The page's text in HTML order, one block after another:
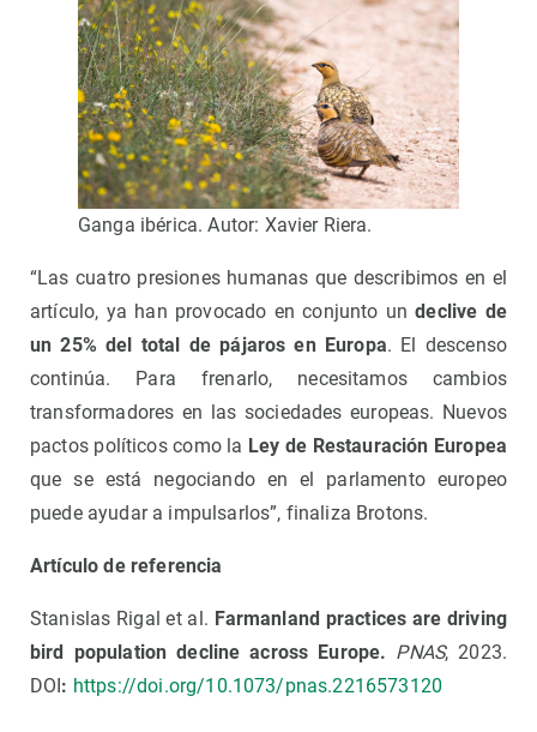
Ganga ibérica. Autor: Xavier Riera.
“Las cuatro presiones humanas que describimos en el
artículo, ya han provocado en conjunto undeclive de
un 25% del total de pájaros en Europa. El descenso
continúa. Para frenarlo, necesitamos cambios
transformadores en las sociedades europeas. Nuevos
pactos políticos como la Ley de Restauración Europea
que se está negociando en el parlamento europeo
puede ayudar a impulsarlos”, finaliza Brotons.
Artículo de referencia
Stanislas Rigal et al. Farmanland practices are driving
bird population decline across Europe. PNAS, 2023.
DOI : https://doi.org/10.1073/pnas.2216573120